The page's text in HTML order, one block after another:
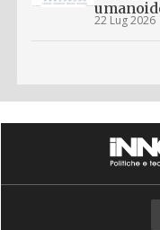
22 Lug 2026